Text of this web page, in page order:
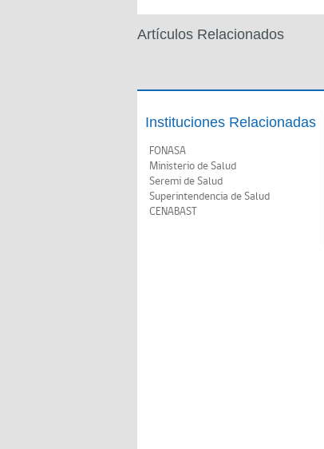
Artículos Relacionados
Instituciones Relacionadas
FONASA
Ministerio de Salud
Seremi de Salud
Superintendencia de Salud
CENABAST